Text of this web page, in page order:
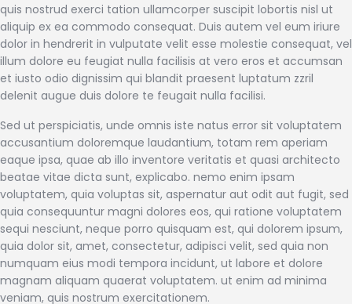
quis nostrud exerci tation ullamcorper suscipit lobortis nisl ut
aliquip ex ea commodo consequat. Duis autem vel eum iriure
dolor in hendrerit in vulputate velit esse molestie consequat, vel
illum dolore eu feugiat nulla facilisis at vero eros et accumsan
et iusto odio dignissim qui blandit praesent luptatum zzril
delenit augue duis dolore te feugait nulla facilisi.
Sed ut perspiciatis, unde omnis iste natus error sit voluptatem
accusantium doloremque laudantium, totam rem aperiam
eaque ipsa, quae ab illo inventore veritatis et quasi architecto
beatae vitae dicta sunt, explicabo. nemo enim ipsam
voluptatem, quia voluptas sit, aspernatur aut odit aut fugit, sed
quia consequuntur magni dolores eos, qui ratione voluptatem
sequi nesciunt, neque porro quisquam est, qui dolorem ipsum,
quia dolor sit, amet, consectetur, adipisci velit, sed quia non
numquam eius modi tempora incidunt, ut labore et dolore
magnam aliquam quaerat voluptatem. ut enim ad minima
veniam, quis nostrum exercitationem.